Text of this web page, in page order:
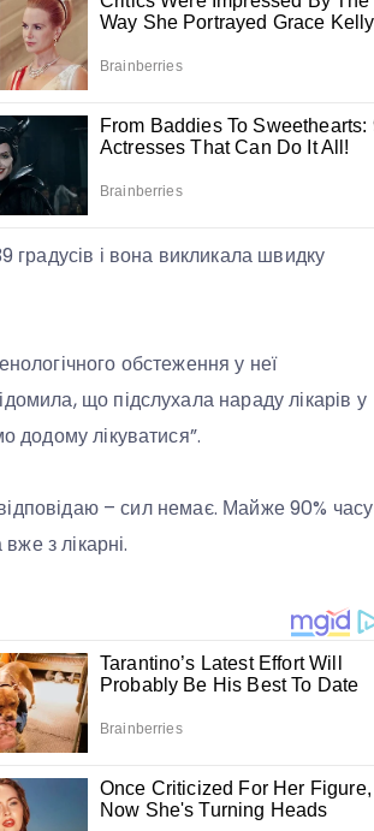
градусів і вона викликала швидку
обстеження у неї
що підслухала нараду лікарів у
додому лікуватися”.
– сил немає. Майже 90% часу
з лікарні.